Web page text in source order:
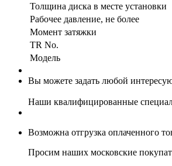
Толщина диска в месте установки
Рабочее давление, не более
Момент затяжки
TR No.
Модель
Вы можете задать любой
Наши квалифицированные
Возможна отгрузка оплаченного
Просим наших московские